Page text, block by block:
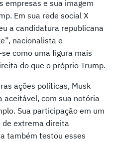
empresas e sua imagem
Em sua rede social X
a candidatura republicana
nacionalista e
como uma figura mais
do que o próprio Trump.
ações políticas, Musk
aceitável, com sua notória
Sua participação em um
extrema direita
também testou esses